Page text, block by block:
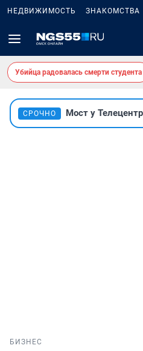
НЕДВИЖИМОСТЬ ЗНАКОМСТВА
Убийца радовалась смерти студента
СРОЧНО Мост у
БИЗНЕС